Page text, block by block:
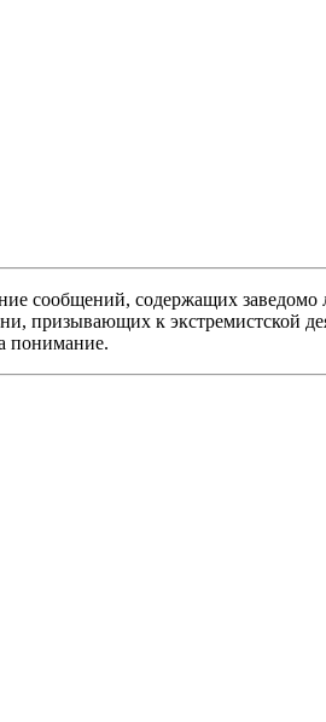
сообщений, содержащих
призывающих к экстремистской
понимание.